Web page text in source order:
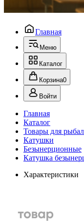
Главная
Меню
Каталог
Корзина0
Войти
Главная
Каталог
Товары для
Катушки
Безынерционные
Катушка
Характеристики